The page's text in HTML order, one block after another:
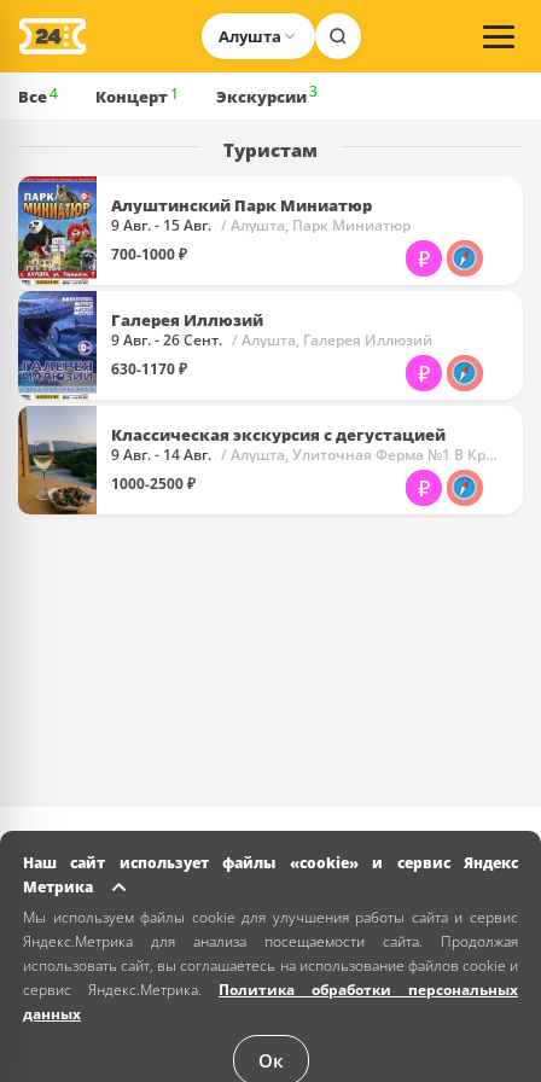
Алушта
Все4 Концерт1 Экскурсии3
Туристам
Алуштинский Парк Миниатюр
9 Авг. - 15 Авг. / Алушта, Парк Миниатюр
700-1000 ₽
Галерея Иллюзий
9 Авг. - 26 Сент. / Алушта, Галерея Иллюзий
630-1170 ₽
Классическая экскурсия с дегустацией
9 Авг. - 14 Авг. / Алушта, Улиточная Ферма №1 В Крыму «Мама Дёма»
1000-2500 ₽
Наш сайт использует файлы «cookie» и сервис Яндекс
Метрика
Мы используем файлы cookie для улучшения работы сайта и сервис
Яндекс.Метрика для анализа посещаемости сайта. Продолжая
использовать сайт, вы соглашаетесь на использование файлов cookie и
сервис Яндекс.Метрика. Политика обработки персональных
данных
Ок